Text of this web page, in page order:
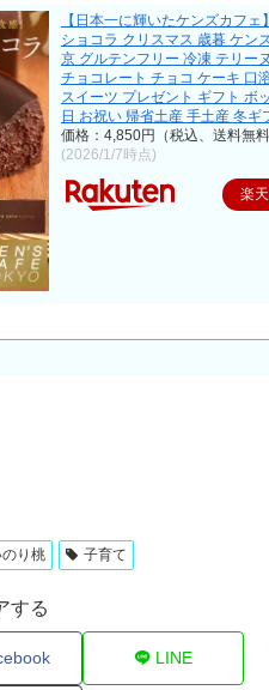
【日本一に輝いたケンズカフェ
ショコラ クリスマス 歳暮 ケン
京 グルテンフリー 冷凍 テリー
チョコレート チョコ ケーキ 口
スイーツ プレゼント ギフト ボ
日 お祝い 帰省土産 手土産 冬ギ
価格：4,850円（税込、送料無
(2026/1/7時点)
楽
り桃 子育て
する
LINE